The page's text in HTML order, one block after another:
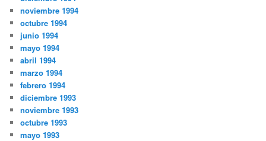
noviembre 1994
octubre 1994
junio 1994
mayo 1994
abril 1994
marzo 1994
febrero 1994
diciembre 1993
noviembre 1993
octubre 1993
mayo 1993